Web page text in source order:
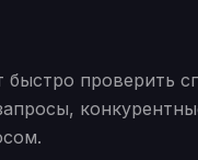
быстро проверить